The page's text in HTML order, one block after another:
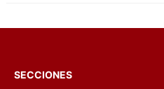
SECCIONES